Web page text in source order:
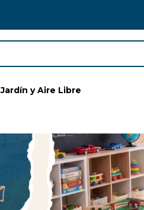
Jardín y Aire Libre